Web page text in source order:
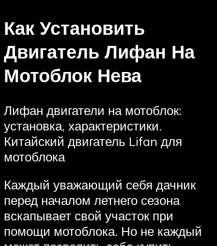
Как Установить
Двигатель Лифан На
Мотоблок Нева
Лифан двигатели на мотоблок:
установка, характеристики.
Китайский двигатель Lifan для
мотоблока
Каждый уважающий себя дачник
перед началом летнего сезона
вскапывает свой участок при
помощи мотоблока. Но не каждый